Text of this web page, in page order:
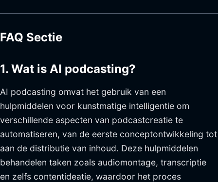
FAQ Sectie
1. Wat is AI podcasting?
AI podcasting omvat het gebruik van een
hulpmiddelen voor kunstmatige intelligentie om
verschillende aspecten van podcastcreatie te
automatiseren, van de eerste conceptontwikkeling tot
aan de distributie van inhoud. Deze hulpmiddelen
behandelen taken zoals audiomontage, transcriptie
en zelfs contentideatie, waardoor het proces